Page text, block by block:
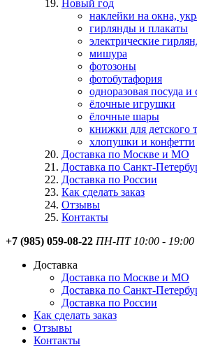
Новый год
наклейки на окна,
гирлянды и плакаты
электрические
мишура
фотозоны
фотобутафория
одноразовая посуда и
ёлочные игрушки
ёлочные шары
книжки для детского
хлопушки и конфетти
Доставка по Москве и МО
Доставка по Санкт-
Доставка по России
Как сделать заказ
Отзывы
Контакты
+7 (985) 059-08-22 ПН-ПТ 10:00 - 19:00
Доставка
Доставка по Москве и МО
Доставка по Санкт-
Доставка по России
Как сделать заказ
Отзывы
Контакты